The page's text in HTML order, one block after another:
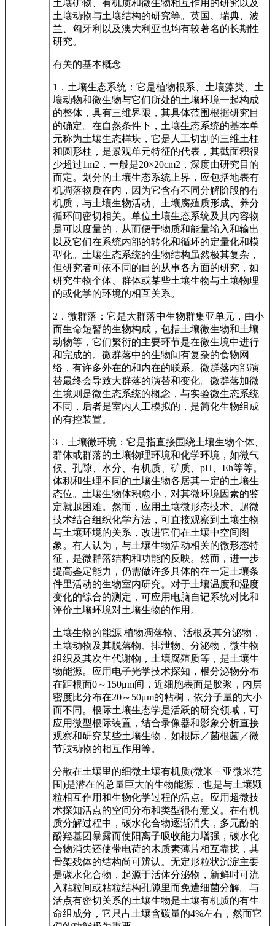
土壤矿物、有机质和微生物相互作用的研究以及
土壤动物与土壤结构的研究等。英国、瑞典、波
兰、匈牙利以及澳大利亚也均有较著名的长期性
研究。
有关的基本概念
1．土壤生态系统：它是植物根系、土壤藻类、土
壤动物和微生物与它们所处的土壤环境一起构成
的整体，具有三维界限，其具体范围根据研究目
的确定。在自然条件下，土壤生态系统的基本单
元称为土壤生态样块，它是人工切割的三维土柱
和圆形柱，是景观单元特征的代表，其截面积很
少超过1m2，一般是20×20cm2，深度由研究目的
而定。划分的土壤生态系统上界，应包括地表有
机凋落物质在内，因为它含有不同分解阶段的有
机质，与土壤生物活动、土壤腐殖质形成、养分
循环间密切相关。单位土壤生态系统及其内容物
是可以度量的，从而便于物质和能量输入和输出
以及它们在系统内部的转化和循环的定量化和模
型化。土壤生态系统的生物结构虽然极其复杂，
但研究者可依不同的目的从事各方面的研究，如
研究生物个体、群体或某些土壤生物与土壤物理
的或化学的环境的相互关系。
2．微群落：它是大群落中生物群集亚单元，由小
而生命短暂的生物构成，包括土壤微生物和土壤
动物等，它们繁衍的主要环节是在微生境中进行
和完成的。微群落中的生物间有复杂的食物网
络，有许多外在的和内在的联系。微群落内部演
替最终会导致大群落的演替和变化。微群落加微
生境则是微生态系统的概念，与实验微生态系统
不同，后者是室内人工模拟的，是简化生物组成
的有控装置。
3．土壤微环境：它是指直接围绕土壤生物个体、
群体或群落的土壤物理环境和化学环境，如微气
候、孔隙、水分、有机质、矿质、pH、Eh等等。
体积和生理不同的土壤生物各居其一定的土壤生
态位。土壤生物体积愈小，对其微环境因素的鉴
定就越困难。然而，应用土壤微形态技术、超微
技术结合组织化学方法，可直接观察到土壤生物
与土壤环境的关系，改进它们在土壤中空间图
象。有人认为，与土壤生物活动相关的微形态特
征，是微群落结构和功能的反映。然而，进一步
提高鉴定能力，仍需做许多具体的在一定土壤条
件里活动的生物室内研究。对于土壤温度和湿度
变化的综合的测定，可应用电脑自记系统对比和
评价土壤环境对土壤生物的作用。
土壤生物的能源 植物凋落物、活根及其分泌物，
土壤动物及其脱落物、排泄物、分泌物，微生物
组织及其次生代谢物，土壤腐殖质等，是土壤生
物能源。应用电子光学技术探知，根分泌物分布
在距根面0～150μm间，近细胞表面是胶浆，内层
密度比分布在20～50μm的粘稠，依分子量的大小
而不同。根际土壤生态学是活跃的研究领域，可
应用微型根际装置，结合录像器和影象分析直接
观察和研究某些土壤生物，如根际／菌根菌／微
节肢动物的相互作用等。
分散在土壤里的细微土壤有机质(微米－亚微米范
围)是潜在的总量巨大的生物能源，也是与土壤颗
粒相互作用和生物化学过程的活点。应用超微技
术探知活点的空间分布和类型很有意义。在有机
质分解过程中，碳水化合物逐渐消失，多元酚的
酚羟基团暴露而使阳离子吸收能力增强，碳水化
合物消失还使带电荷的木质素薄片相互靠拢，其
骨架残体的结构尚可辨认。无定形粒状沉淀主要
是碳水化合物，起源于活体分泌物，新鲜时可流
入粘粒间或粘粒结构孔隙里而免遭细菌分解。与
活点有密切关系的土壤生物是土壤有机质的有生
命组成分，它只占土壤含碳量的4%左右，然而它